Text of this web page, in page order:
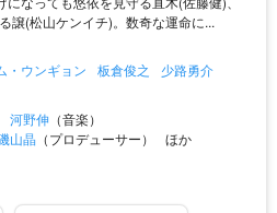
譲(松山ケンイチ)。数奇な運命に...
・ウンギョン 板倉俊之
少路勇介
河野伸 （音楽）
山晶 （プロデューサー） ほか